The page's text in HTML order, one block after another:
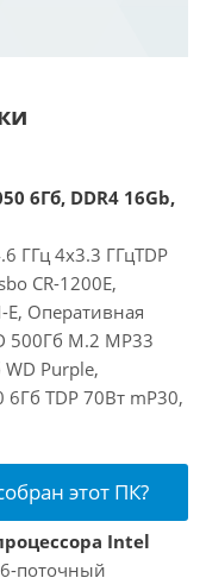
6Гб, DDR4 16Gb,
ГГц 4x3.3 ГГцTDP
CR-1200E,
E, Оперативная
500Гб M.2 MP33
Purple,
6Гб TDP 70Вт mP30,
этот ПК?
Intel
поточный